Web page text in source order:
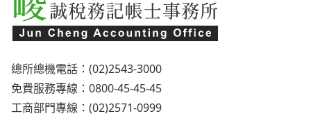
總所總機電話：(02)2543-3000
免費服務專線：0800-45-45-45
工商部門專線：(02)2571-0999